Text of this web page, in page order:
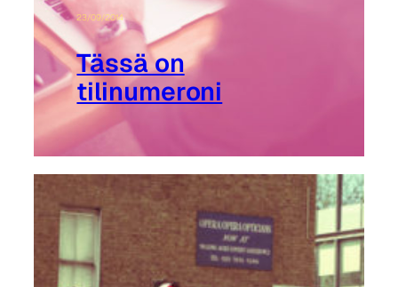
23/09/2014
Tässä on
tilinumeroni